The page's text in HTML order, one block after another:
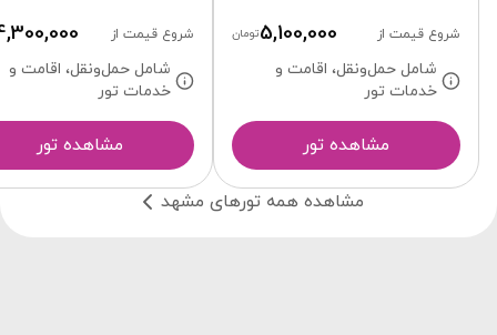
شروع قیمت از 5,100,000تومان
شامل حمل‌ونقل، اقامت و
خدمات تور
مشاهده تور
شروع قیمت از
شامل حمل‌ونقل، اقامت و
خدمات تور
مشاهده تور
مشاهده همه تورهای مشهد